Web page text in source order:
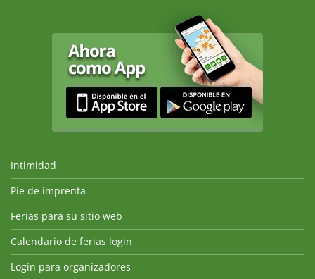
Intimidad
Pie de imprenta
Ferias para su sitio web
Calendario de ferias login
Login para organizadores